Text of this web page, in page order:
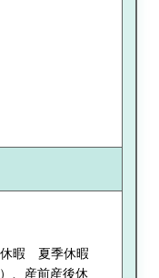
暇 夏季休暇
、産前産後休